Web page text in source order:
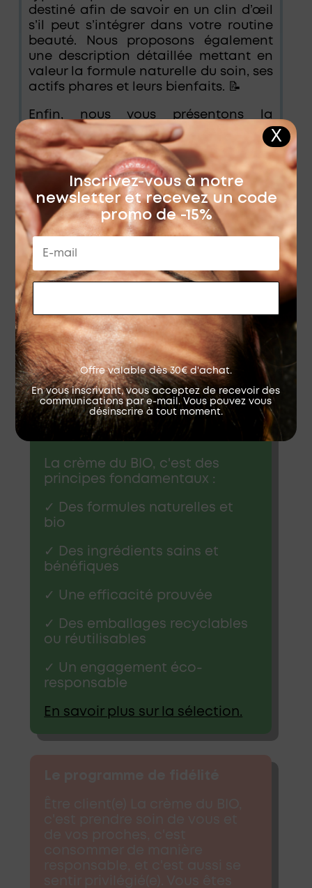
destiné afin de savoir en un clin d’œil
s’il peut s’intégrer dans votre routine
beauté. Nous proposons également
une description détaillée mettant en
valeur la formule naturelle du soin, ses
actifs phares et leurs bienfaits. 📝
Enfin, nous vous présentons la
marque et leur philosophie, leur
recherche et développement ainsi
que leur histoire dans le but de
toujours mieux comprendre le soin.
📌 N’oubliez pas, si vous souhaitez
composer une routine beauté
optimale, suivez nos conseils et
recommandations tout au long de
chaque page produit. Vous pouvez
aussi nous contacter directement par
téléphone, par e-mail ou depuis le
chat. Toute l'équipe deLa crème du
BIOsera heureuse de vous aider et
de vous conseiller. Nous avons testé et
apprécié tous les soins que nous
vendons sur notre boutique !
La sélection
La crème du BIO, c'est des
principes fondamentaux :
✓ Des formules naturelles et
bio
✓ Des ingrédients sains et
bénéfiques
✓ Une efficacité prouvée
✓ Des emballages recyclables
ou réutilisables
✓ Un engagement éco-
responsable
En savoir plus sur la sélection.
Inscrivez-vous à notre
newsletter et recevez un code
promo de -15%
Offre valable dès 30€ d'achat.
En vous inscrivant, vous acceptez de recevoir des
communications par e-mail. Vous pouvez vous
désinscrire à tout moment.
X